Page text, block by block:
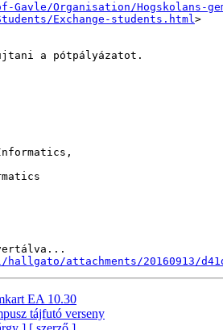
Organisation/Hogskolans-
Exchange-students.html>
a pótpályázatot.
attachments/20160913/
EA 10.30
tájfutó verseny